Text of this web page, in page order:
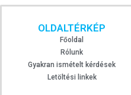
OLDALTÉRKÉP
Főoldal
Rólunk
Gyakran ismételt kérdések
Letöltési linkek